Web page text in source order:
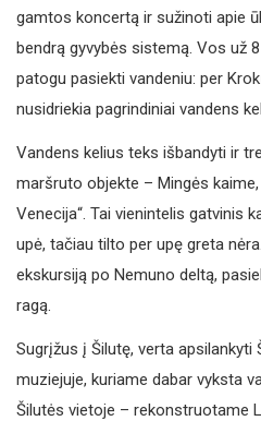
gamtos koncertą ir sužinoti apie
bendrą gyvybės sistemą. Vos už
patogu pasiekti vandeniu: per
nusidriekia pagrindiniai vandens
Vandens kelius teks išbandyti ir
maršruto objekte – Mingės
Venecija“. Tai vienintelis gatvinis
upė, tačiau tilto per upę greta
ekskursiją po Nemuno deltą,
ragą.
Sugrįžus į Šilutę, verta apsilankyti
muziejuje, kuriame dabar vyksta
Šilutės vietoje – rekonstruotame